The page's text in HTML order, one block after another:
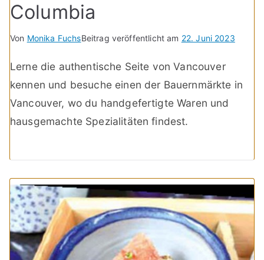
Columbia
Von Monika FuchsBeitrag veröffentlicht am 22. Juni 2023
Lerne die authentische Seite von Vancouver
kennen und besuche einen der Bauernmärkte in
Vancouver, wo du handgefertigte Waren und
hausgemachte Spezialitäten findest.